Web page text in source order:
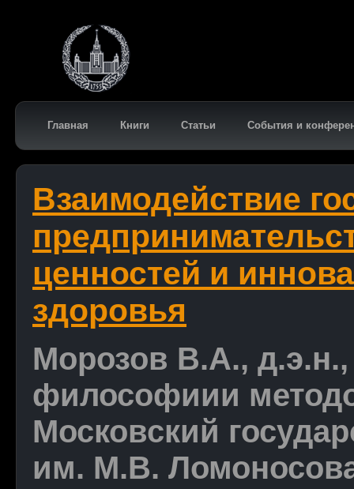
Главная Книги Статьи События и
Взаимодействие
ценностей и
здоровья
Морозов В.А.,
философиии
Московский
им. М.В.